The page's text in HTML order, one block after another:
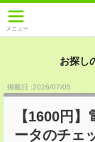
メニュー
お探し
掲載日 :2026/07/05
【1600円
ータのチェ